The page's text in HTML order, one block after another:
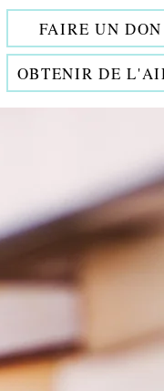
FAIRE UN DON
OBTENIR DE